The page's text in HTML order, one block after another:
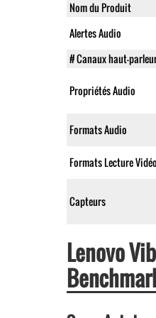
Nom du Produit
Alertes Audio
# Canaux haut-
Propriétés Audio
Formats Audio
Formats Lecture Vidéo
Capteurs
Lenovo